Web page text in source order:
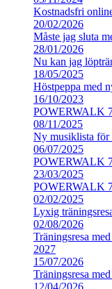
Kostnadsfri
20/02/2026
Måste jag sluta
28/01/2026
Nu kan jag
18/05/2025
Höstpeppa med
16/10/2023
POWERWALK
08/11/2025
Ny musiklista för
06/07/2025
POWERWALK
23/03/2025
POWERWALK
02/02/2025
Lyxig
02/08/2026
Träningsresa
2027
15/07/2026
Träningsresa
12/04/2026